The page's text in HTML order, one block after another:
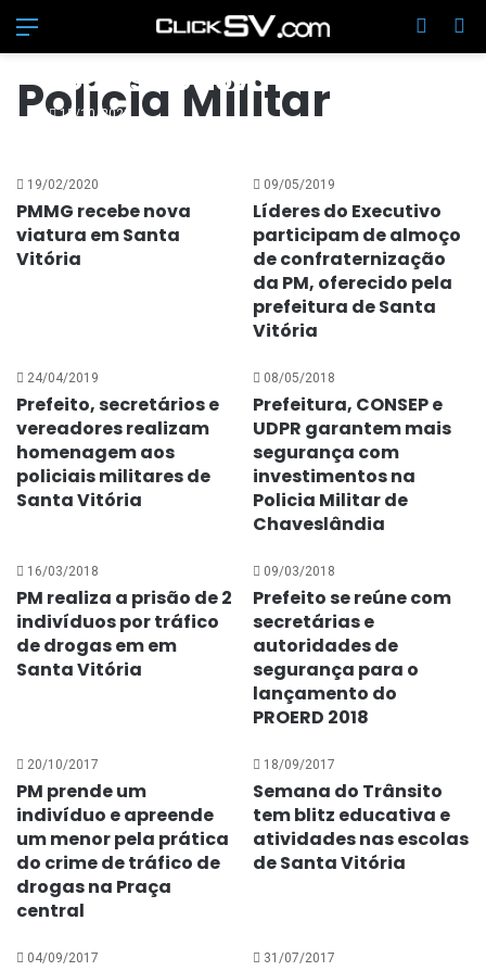
Polícia Militar
2º Tenente Welton da Silva
Soares é o novo
comandante do 6º Pelotão
15/10/2021
19/02/2020
PMMG recebe nova
viatura em Santa
Vitória
09/05/2019
Líderes do Executivo
participam de almoço
de confraternização
da PM, oferecido pela
prefeitura de Santa
Vitória
24/04/2019
Prefeito, secretários e
vereadores realizam
homenagem aos
policiais militares de
Santa Vitória
08/05/2018
Prefeitura, CONSEP e
UDPR garantem mais
segurança com
investimentos na
Policia Militar de
Chaveslândia
16/03/2018
PM realiza a prisão de 2
indivíduos por tráfico
de drogas em em
Santa Vitória
09/03/2018
Prefeito se reúne com
secretárias e
autoridades de
segurança para o
lançamento do
PROERD 2018
20/10/2017
PM prende um
indivíduo e apreende
um menor pela prática
do crime de tráfico de
drogas na Praça
central
18/09/2017
Semana do Trânsito
tem blitz educativa e
atividades nas escolas
de Santa Vitória
04/09/2017 31/07/2017